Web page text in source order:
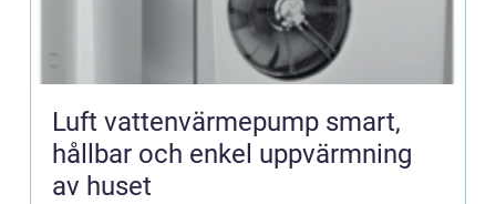
Luft vattenvärmepump smart,
hållbar och enkel uppvärmning
av huset